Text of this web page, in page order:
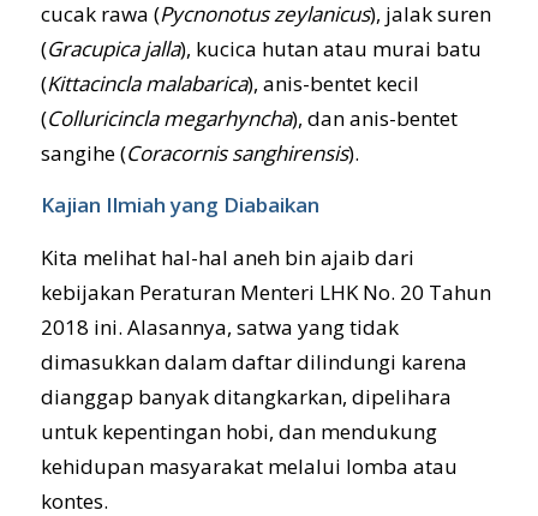
cucak rawa (Pycnonotus zeylanicus), jalak suren
(Gracupica jalla), kucica hutan atau murai batu
(Kittacincla malabarica), anis-bentet kecil
(Colluricincla megarhyncha), dan anis-bentet
sangihe (Coracornis sanghirensis).
Kajian Ilmiah yang Diabaikan
Kita melihat hal-hal aneh bin ajaib dari
kebijakan Peraturan Menteri LHK No. 20 Tahun
2018 ini. Alasannya, satwa yang tidak
dimasukkan dalam daftar dilindungi karena
dianggap banyak ditangkarkan, dipelihara
untuk kepentingan hobi, dan mendukung
kehidupan masyarakat melalui lomba atau
kontes.